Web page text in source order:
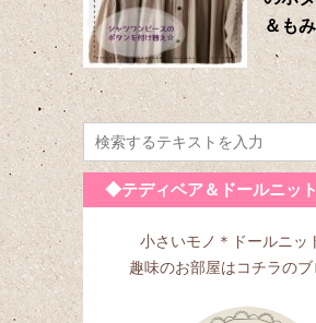
＆も
◆テディベア＆ドールニッ
小さいモノ＊ドールニッ
趣味のお部屋はコチラのブ